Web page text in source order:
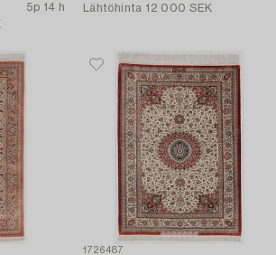
5p 14 h
Lähtöhinta 12 000 SEK
1726487